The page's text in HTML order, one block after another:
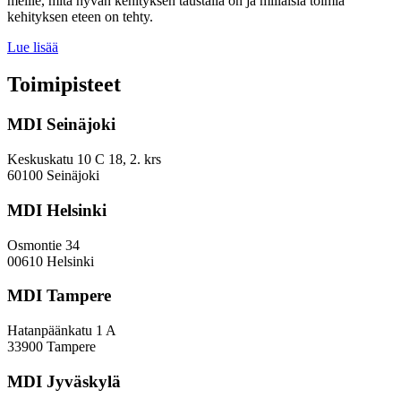
kehityksen eteen on tehty.
Lue lisää
ja
kehyskunnat
parantaa
EVP-
indeksissä?
Toimipisteet
MDI Seinäjoki
Keskuskatu 10 C 18, 2. krs
60100 Seinäjoki
MDI Helsinki
Osmontie 34
00610 Helsinki
MDI Tampere
Hatanpäänkatu 1 A
33900 Tampere
MDI Jyväskylä